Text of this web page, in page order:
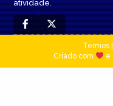
atividade.
Termos|
Criado com
e